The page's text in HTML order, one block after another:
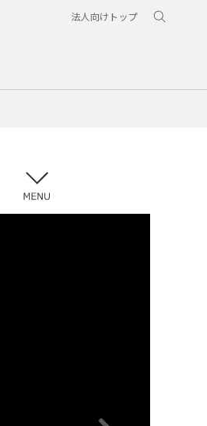
法人向けトップ